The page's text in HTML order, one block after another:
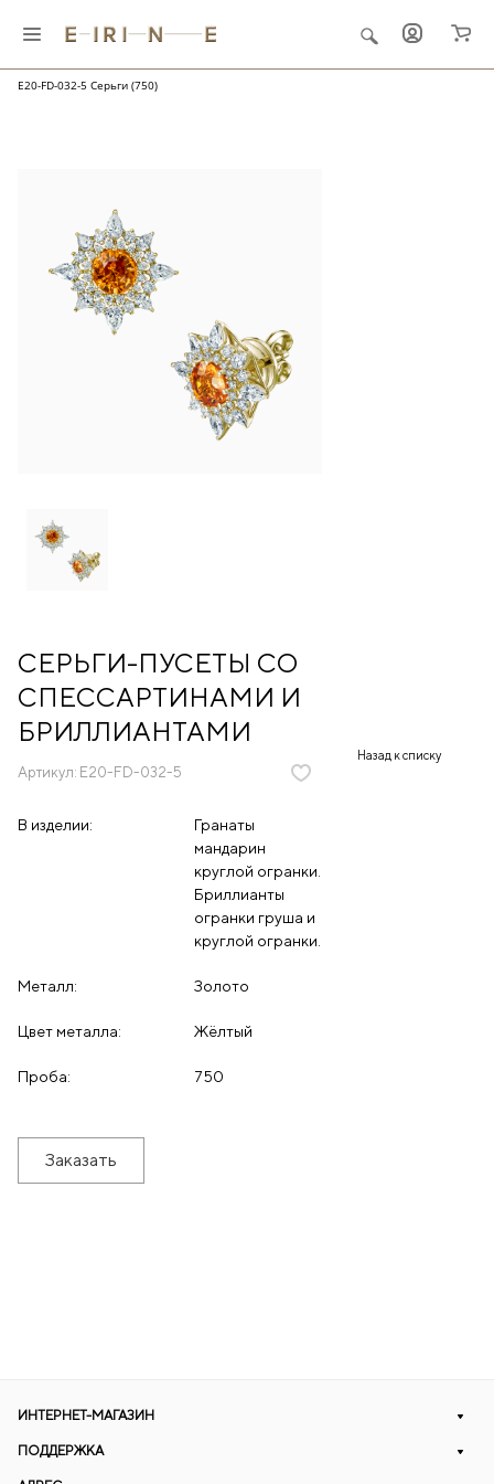
E20-FD-032-5 Серьги (750)
СЕРЬГИ-ПУСЕТЫ СО
СПЕССАРТИНАМИ И
БРИЛЛИАНТАМИ
Артикул: E20-FD-032-5
В изделии:
Гранаты
мандарин
круглой огранки.
Бриллианты
огранки груша и
круглой огранки.
Металл: Золото
Цвет металла: Жёлтый
Проба: 750
Заказать
Назад к списку
ИНТЕРНЕТ-МАГАЗИН
ПОДДЕРЖКА